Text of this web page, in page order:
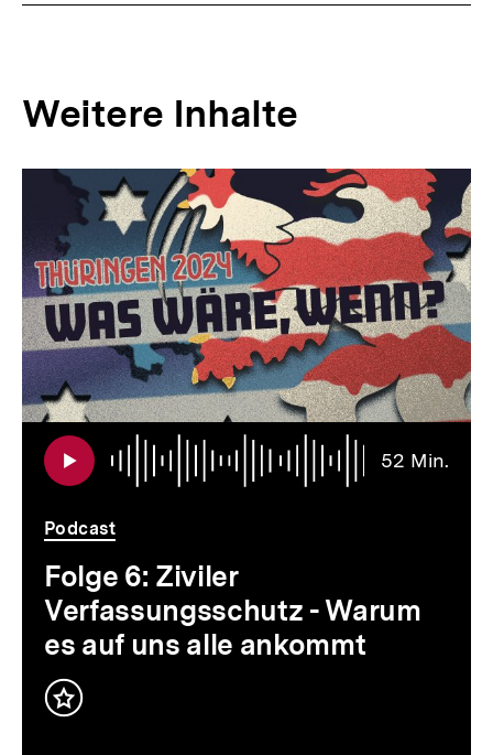
Weitere Inhalte
Inhaltskarousell
weitere
Inhalte
Inhaltskarussell
überspringen
52 Min.
Podcast
Folge 6: Ziviler
Verfassungsschutz - Warum
es auf uns alle ankommt
Inhalt